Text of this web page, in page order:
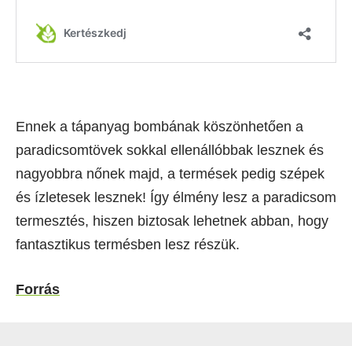
Ennek a tápanyag bombának köszönhetően a
paradicsomtövek sokkal ellenállóbbak lesznek és
nagyobbra nőnek majd, a termések pedig szépek
és ízletesek lesznek! Így élmény lesz a paradicsom
termesztés, hiszen biztosak lehetnek abban, hogy
fantasztikus termésben lesz részük.
Forrás